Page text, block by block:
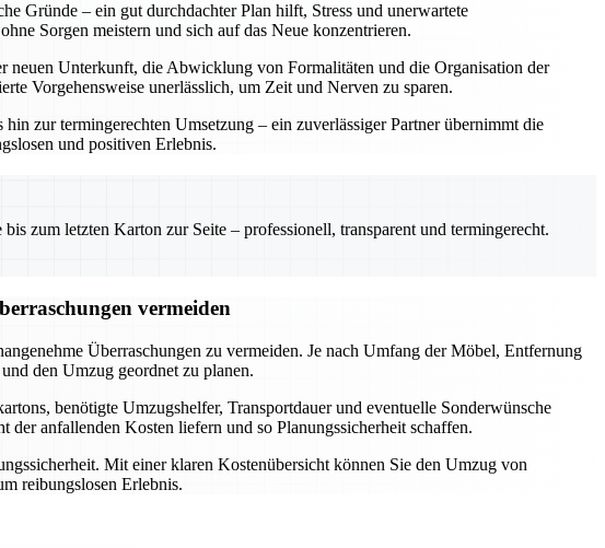
Gründe – ein gut durchdachter Plan hilft, Stress und unerwartete
Sorgen meistern und sich auf das Neue konzentrieren.
neuen Unterkunft, die Abwicklung von Formalitäten und die Organisation der
Vorgehensweise unerlässlich, um Zeit und Nerven zu sparen.
zur termingerechten Umsetzung – ein zuverlässiger Partner übernimmt die
und positiven Erlebnis.
zum letzten Karton zur Seite – professionell, transparent und termingerecht.
vermeiden
Überraschungen zu vermeiden. Je nach Umfang der Möbel, Entfernung
den Umzug geordnet zu planen.
benötigte Umzugshelfer, Transportdauer und eventuelle Sonderwünsche
anfallenden Kosten liefern und so Planungssicherheit schaffen.
Mit einer klaren Kostenübersicht können Sie den Umzug von
reibungslosen Erlebnis.